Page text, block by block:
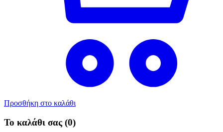
Προσθήκη στο καλάθι
Το καλάθι σας (0)